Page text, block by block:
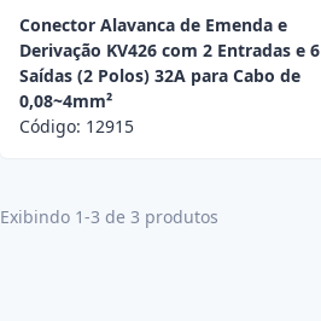
Conector Alavanca de Emenda e
Derivação KV426 com 2 Entradas e 6
Saídas (2 Polos) 32A para Cabo de
0,08~4mm²
Código: 12915
Exibindo 1-3 de 3 produtos